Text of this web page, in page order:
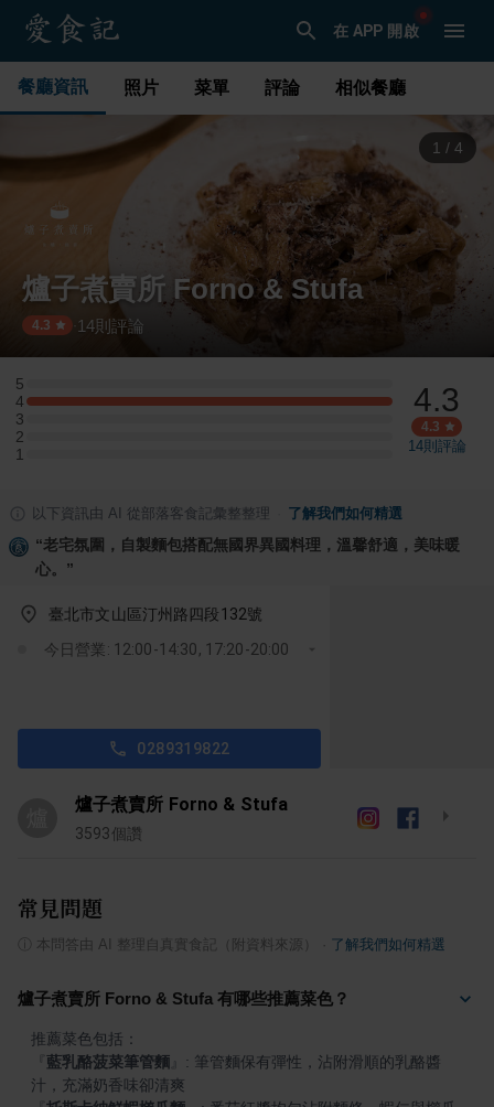
在 APP 開啟
餐廳資訊 照片 菜單 評論 相似餐廳
1 / 4
爐子煮賣所 Forno & Stufa
4.3 14則評論
5
5 星：0 則評論
4
4 星：3 則評論
3
3 星：0 則評論
2
2 星：0 則評論
1
1 星：0 則評論
4.3
4.3
14則評論
以下資訊由 AI 從部落客食記彙整整理 了解我們如何精選
“老宅氛圍，自製麵包搭配無國界異國料理，溫馨舒適，美味暖
心。 ”
臺北市文山區汀州路四段132號
今日營業: 12:00-14:30, 17:20-20:00
0289319822
爐子煮賣所 Forno & Stufa
3593個讚
常見問題
本問答由 AI 整理自真實食記（附資料來源） 了解我們如何精選
爐子煮賣所 Forno & Stufa 有哪些推薦菜色？
藍乳酪菠菜筆管麵
: 筆管麵保有彈性，沾附滑順的乳酪醬